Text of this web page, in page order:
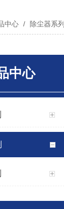
中心 / 除尘器系列
中心